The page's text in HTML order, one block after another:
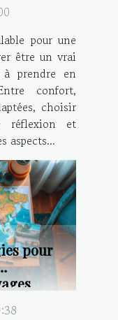
pour une
être un vrai
prendre en
confort,
choisir
réflexion et
aspects...
pour